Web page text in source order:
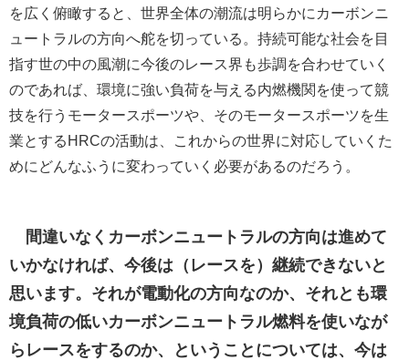
を広く俯瞰すると、世界全体の潮流は明らかにカーボンニ
ュートラルの方向へ舵を切っている。持続可能な社会を目
指す世の中の風潮に今後のレース界も歩調を合わせていく
のであれば、環境に強い負荷を与える内燃機関を使って競
技を行うモータースポーツや、そのモータースポーツを生
業とするHRCの活動は、これからの世界に対応していくた
めにどんなふうに変わっていく必要があるのだろう。
間違いなくカーボンニュートラルの方向は進めて
いかなければ、今後は（レースを）継続できないと
思います。それが電動化の方向なのか、それとも環
境負荷の低いカーボンニュートラル燃料を使いなが
らレースをするのか、ということについては、今は